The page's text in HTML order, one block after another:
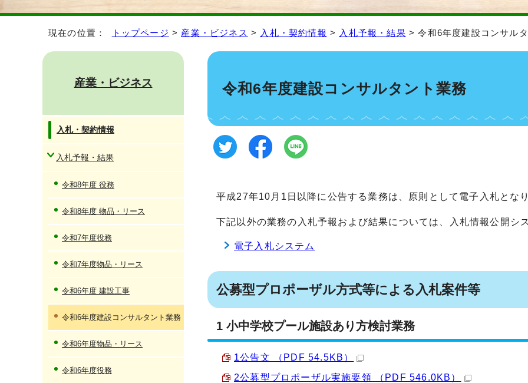
現在の位置： トップページ > 産業・ビジネス > 入札・契約情報 > 入札予報・結果 > 令和6年度建設コンサル
令和6年度建設コンサルタント業務
平成27年10月1日以降に公告する業務は、原則として電子入札となり
下記以外の業務の入札予報および結果については、入札情報公開シ
電子入札システム
公募型プロポーザル方式等による入札案件等
1 小中学校プール施設あり方検討業務
1公告文 （PDF 54.5KB）
2公募型プロポーザル実施要領 （PDF 546.0KB）
産業・ビジネス
入札・契約情報
入札予報・結果
令和8年度 役務
令和8年度 物品・リース
令和7年度役務
令和7年度物品・リース
令和6年度 建設工事
令和6年度建設コンサルタント業務
令和6年度物品・リース
令和6年度役務